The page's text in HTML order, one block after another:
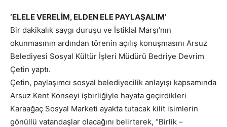
‘ELELE VERELİM, ELDEN ELE PAYLAŞALIM’
Bir dakikalık saygı duruşu ve İstiklal Marşı’nın
okunmasının ardından törenin açılış konuşmasını Arsuz
Belediyesi Sosyal Kültür İşleri Müdürü Bedriye Devrim
Çetin yaptı.
Çetin, paylaşımcı sosyal belediyecilik anlayışı kapsamında
Arsuz Kent Konseyi işbirliğiyle hayata geçirdikleri
Karaağaç Sosyal Marketi ayakta tutacak kilit isimlerin
gönüllü vatandaşlar olacağını belirterek, “Birlik –